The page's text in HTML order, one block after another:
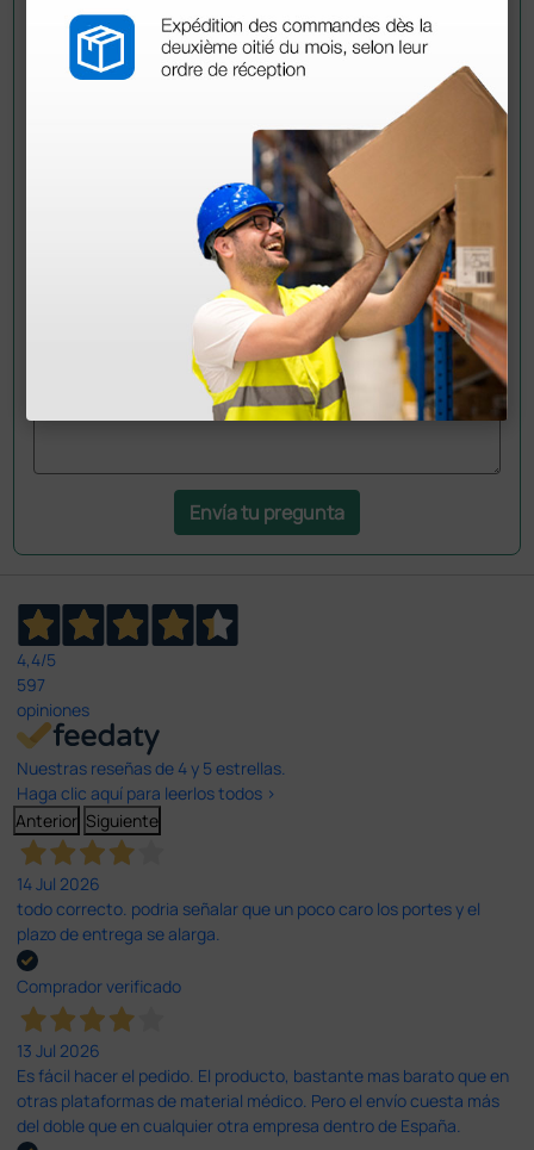
¿Todavía tienes alguna duda? ¿Necesitas más
Envía ahora mismo tu pregunta a los colegas que ya
han adquirido este producto.
Envía tu pregunta
4,4/5
597
opiniones
Nuestras reseñas de 4 y 5 estrellas.
Haga clic aquí para leerlos todos >
Anterior Siguiente
14 Jul 2026
todo correcto. podria señalar que un poco caro los portes y el
plazo de entrega se alarga.
Comprador verificado
13 Jul 2026
Es fácil hacer el pedido. El producto, bastante mas barato que en
otras plataformas de material médico. Pero el envío cuesta más
del doble que en cualquier otra empresa dentro de España.